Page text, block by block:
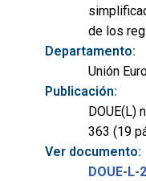
de los
Departamento:
Unión
Publicación:
DOUE(L)
363 (19
Ver documento:
DOUE-L-